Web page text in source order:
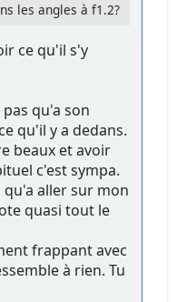
les angles à f1.2?
ce qu'il s'y
qu'a son
qu'il y a dedans.
beaux et avoir
c'est sympa.
qu'a aller sur mon
quasi tout le
frappant avec
à rien. Tu